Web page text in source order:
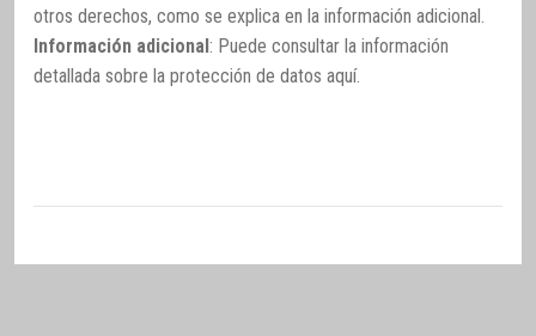
otros derechos, como se explica en la información adicional.
Información adicional: Puede consultar la información
detallada sobre la protección de datos aquí.